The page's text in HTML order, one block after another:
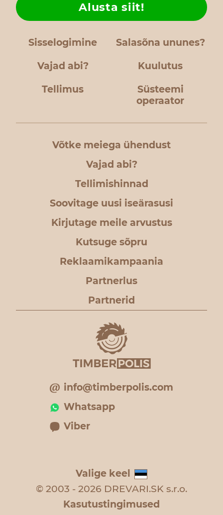
Sisselogimine Salasõna ununes?
Vajad abi?
Alusta siit!
Kuulutus
Tellimus
Süsteemi
operaator
Võtke meiega ühendust
Vajad abi?
Tellimishinnad
Soovitage uusi iseärasusi
Kirjutage meile arvustus
Kutsuge sõpru
Reklaamikampaania
Partnerlus
Partnerid
info@timberpolis.com
Whatsapp
Viber
Valige keel
© 2003 - 2026 DREVARI.SK s.r.o.
Kasutustingimused